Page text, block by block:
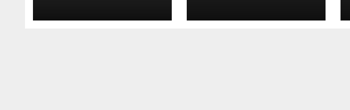
UTICAJNE OSOBE